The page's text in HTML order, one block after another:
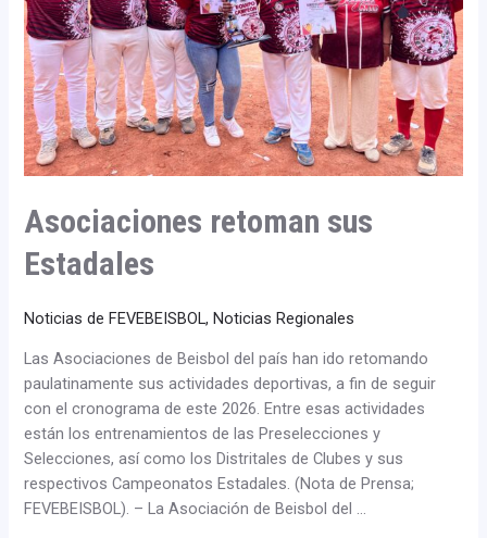
Asociaciones retoman sus
Estadales
Noticias de FEVEBEISBOL, Noticias Regionales
Las Asociaciones de Beisbol del país han ido retomando
paulatinamente sus actividades deportivas, a fin de seguir
con el cronograma de este 2026. Entre esas actividades
están los entrenamientos de las Preselecciones y
Selecciones, así como los Distritales de Clubes y sus
respectivos Campeonatos Estadales. (Nota de Prensa;
FEVEBEISBOL). – La Asociación de Beisbol del …